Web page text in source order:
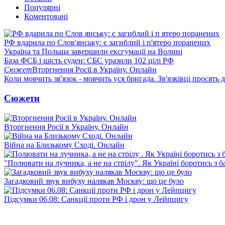
Популярні
Коментовані
РФ вдарила по Слов'янську: є загиблий і п'ятеро поранених
Україна та Польща завершили ексгумації на Волині
База ФСБ і шість суден: СБС уразили 102 цілі РФ
СюжетВторгнення Росії в Україну. Онлайн
Коли мовчить зв'язок - мовчить уся бригада. Зв'язківці просять
Сюжети
Вторгнення Росії в Україну. Онлайн
Війна на Близькому Сході. Онлайн
"Полювати на лучника, а не на стрілу". Як Україні боротись з
Загадковий звук вибуху налякав Москву: що це було
Підсумки 06.08: Санкції проти РФ і дрон у Лейпцигу